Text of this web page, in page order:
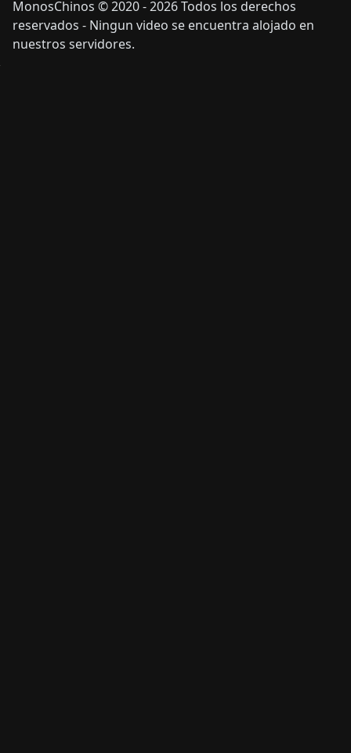
MonosChinos © 2020 - 2026 Todos los derechos
reservados - Ningun video se encuentra alojado en
nuestros servidores.